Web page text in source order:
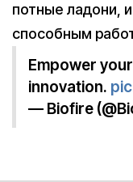
потные ладони,
способным
Empower
innovation.
— Biofire